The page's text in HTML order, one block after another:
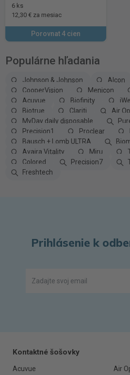
6 ks
12,30 € za mesiac
Porovnat 4 cien
Populárne hľadania
Johnson & Johnson Alcon
CooperVision
Menicon
Acuvue
Biofinity
Biotrue
Clariti
Air
MyDay daily disposable
Precision1
Proclear
Bausch + Lomb ULTRA
Avaira Vitality
Miru
Colored
Precision7
Freshtech
Prihlásenie k
Kontaktné šošovky
Acuvue
Air